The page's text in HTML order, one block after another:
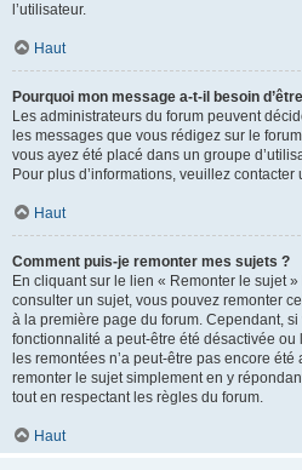
l’utilisateur.
Haut
Pourquoi mon message a-t-il besoin
Les administrateurs du forum peuvent
les messages que vous rédigez sur le
vous ayez été placé dans un groupe
Pour plus d’informations, veuillez
Haut
Comment puis-je remonter mes sujets ?
En cliquant sur le lien « Remonter le sujet
consulter un sujet, vous pouvez remonter
à la première page du forum. Cependant,
fonctionnalité a peut-être été désactivée ou
les remontées n’a peut-être pas encore
remonter le sujet simplement en y
tout en respectant les règles du forum.
Haut